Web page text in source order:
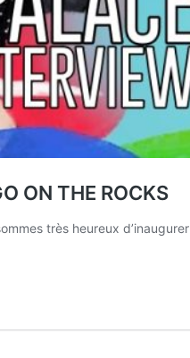
ON THE ROCKS
très heureux